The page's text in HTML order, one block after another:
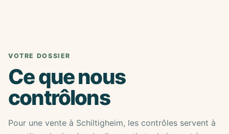
VOTRE DOSSIER
Ce que nous
contrôlons
Pour une vente à Schiltigheim, les contrôles servent à